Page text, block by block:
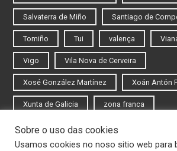
Salvaterra de Miño Santiago de
Tomiño Tui valença
Vigo Vila Nova de Cerveira
Xosé González Martínez Xoán Antón
Xunta de Galicia zona franca
Iniciar sesión
Sobre o uso das cookies
Usamos cookies no noso sitio web para